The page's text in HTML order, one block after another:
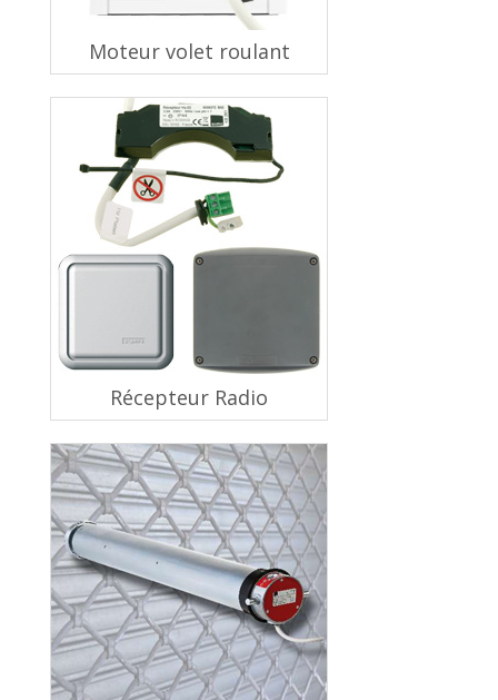
Moteur volet roulant
Récepteur Radio